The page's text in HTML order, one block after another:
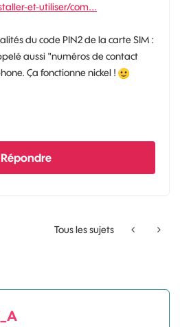
et-utiliser/com...
du code PIN2 de la carte SIM :
aussi "numéros de contact
Ça fonctionne nickel !
Répondre
Tous les sujets